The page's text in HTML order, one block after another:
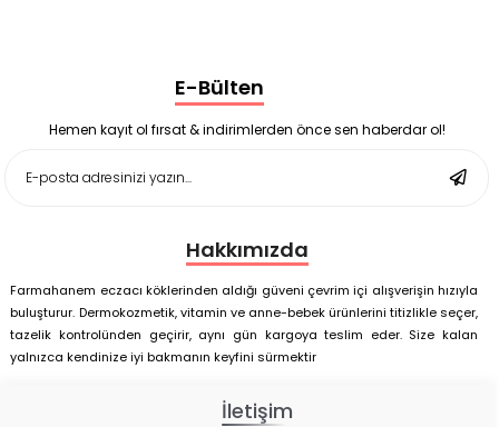
Enterogermina Family 5 ml 20 Flakon
Deep Flex Stres Azaltıcı ve Enerji Dengeleyici Topraklama
Matı Set 40x60 cm
Deep Flex Stres Azaltıcı ve Enerji Dengeleyici Topraklama
E-Bülten
Hemen kayıt ol fırsat & indirimlerden önce sen haberdar ol!
Hakkımızda
Farmahanem eczacı köklerinden aldığı güveni çevrim içi alışverişin hızıyla
buluşturur. Dermokozmetik, vitamin ve anne-bebek ürünlerini titizlikle seçer,
tazelik kontrolünden geçirir, aynı gün kargoya teslim eder. Size kalan
yalnızca kendinize iyi bakmanın keyfini sürmektir
İletişim